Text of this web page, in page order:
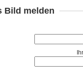
Bild melden